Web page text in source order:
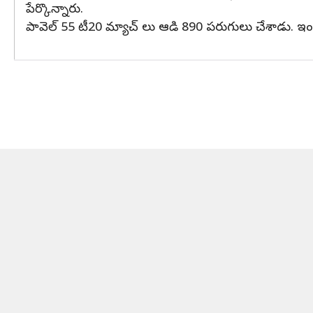
పేర్కొన్నారు.
పావెల్ 55 టీ20 మ్యాచ్ లు ఆడి 890 పరుగులు చేశాడు.